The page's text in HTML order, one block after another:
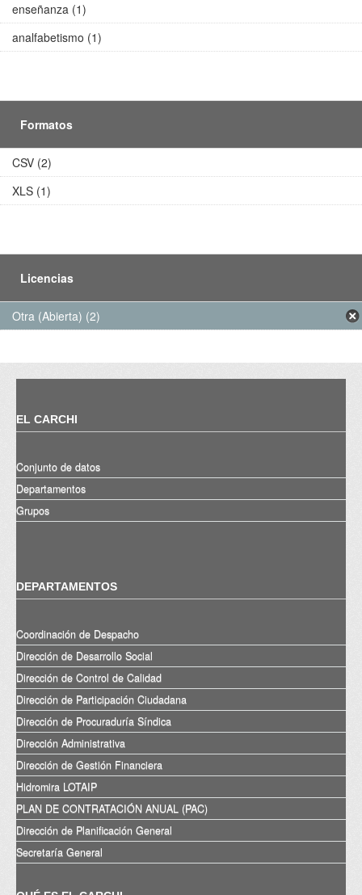
enseñanza (1)
analfabetismo (1)
Formatos
CSV (2)
XLS (1)
Licencias
Otra (Abierta) (2)
EL CARCHI
Conjunto de datos
Departamentos
Grupos
DEPARTAMENTOS
Coordinación de Despacho
Dirección de Desarrollo Social
Dirección de Control de Calidad
Dirección de Participación Ciudadana
Dirección de Procuraduría Síndica
Dirección Administrativa
Dirección de Gestión Financiera
Hidromira LOTAIP
PLAN DE CONTRATACIÓN ANUAL (PAC)
Dirección de Planificación General
Secretaría General